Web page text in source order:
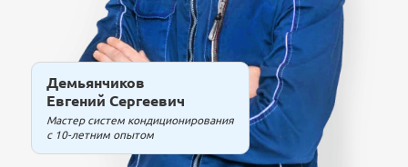
Демьянчиков
Евгений Сергеевич
Мастер систем кондиционирования
с 10-летним опытом